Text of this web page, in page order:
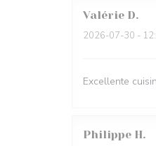
Valérie D
2026-07-30 -
Excellente
Philippe H